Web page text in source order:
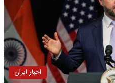
اخبار ایران